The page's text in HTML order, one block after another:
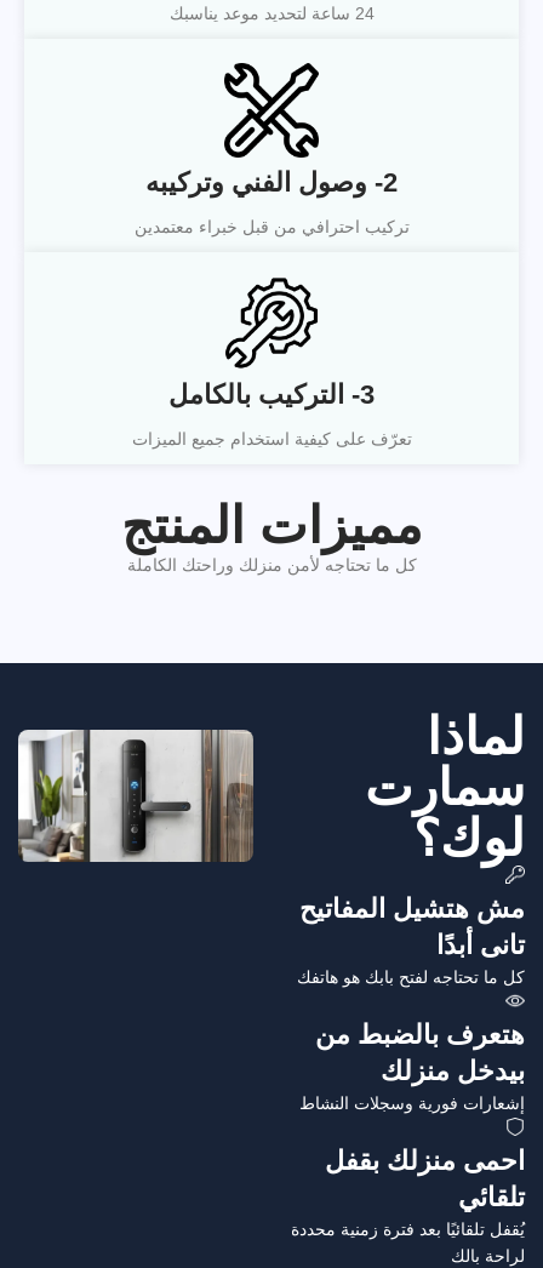
24 ساعة لتحديد موعد يناسبك
2- وصول الفني وتركيبه
تركيب احترافي من قبل خبراء معتمدين
3- التركيب بالكامل
تعرّف على كيفية استخدام جميع الميزات
مميزات المنتج
كل ما تحتاجه لأمن منزلك وراحتك الكاملة
لماذا
سمارت
لوك؟
مش هتشيل المفاتيح
تانى أبدًا
كل ما تحتاجه لفتح بابك هو هاتفك
هتعرف بالضبط من
بيدخل منزلك
إشعارات فورية وسجلات النشاط
احمى منزلك بقفل
تلقائي
يُقفل تلقائيًا بعد فترة زمنية محددة
لراحة بالك